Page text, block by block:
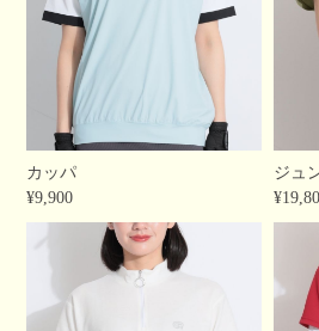
カッパ
¥9,900
ジュ